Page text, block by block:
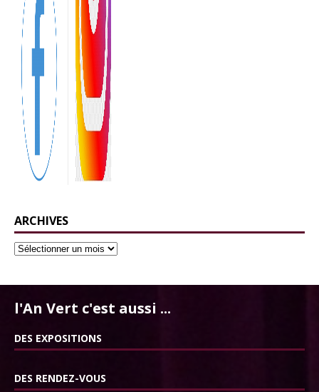
ARCHIVES
l'An Vert c'est aussi ...
DES EXPOSITIONS
DES RENDEZ-VOUS